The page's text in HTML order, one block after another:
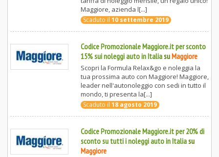
Maggiore, azienda l[...]
Scaduto il 10 settembre 2019
Codice Promozionale Maggiore.it per sconto
15% sui noleggi auto in ItaliasuMaggiore
Scopri la Formula Relax&go e noleggia la
tua prossima auto con Maggiore! Maggiore,
leader nell'autonoleggio con sedi in tutto il
mondo, ti presenta la[...]
Scaduto il 18 agosto 2019
Codice Promozionale Maggiore.it per 20% di
sconto su tutti i noleggi auto in Italiasu
Maggiore